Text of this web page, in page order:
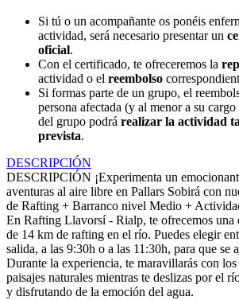
Si tú o un acompañante os ponéis
actividad, será necesario presentar un
oficial.
Con el certificado, te ofreceremos la
actividad o el reembolso
Si formas parte de un grupo, el
persona afectada (y al menor a su
del grupo podrá realizar la actividad
prevista.
DESCRIPCIÓN
DESCRIPCIÓN ¡Experimenta un
aventuras al aire libre en Pallars Sobirá con
de Rafting + Barranco nivel Medio +
En Rafting Llavorsí - Rialp, te ofrecemos una
de 14 km de rafting en el río. Puedes elegir
salida, a las 9:30h o a las 11:30h, para que se
Durante la experiencia, te maravillarás con
paisajes naturales mientras te deslizas por el
y disfrutando de la emoción del agua.